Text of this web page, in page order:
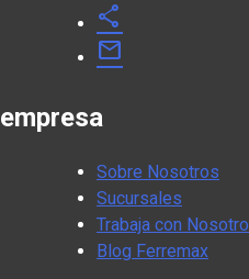
share
mail
empresa
Sobre Nosotros
Sucursales
Trabaja con
Blog Ferremax